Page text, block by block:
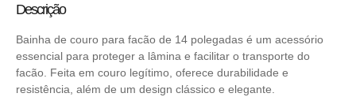
Descrição
Bainha de couro para facão de 14 polegadas é um acessório
essencial para proteger a lâmina e facilitar o transporte do
facão. Feita em couro legítimo, oferece durabilidade e
resistência, além de um design clássico e elegante.